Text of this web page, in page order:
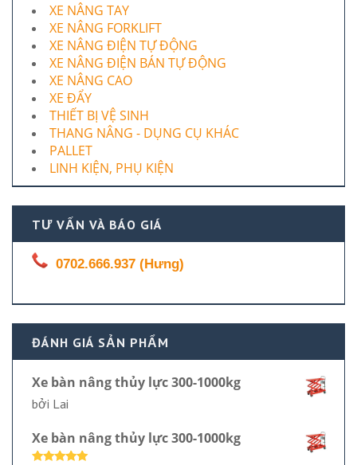
XE NÂNG TAY
XE NÂNG FORKLIFT
XE NÂNG ĐIỆN TỰ ĐỘNG
XE NÂNG ĐIỆN BÁN TỰ ĐỘNG
XE NÂNG CAO
XE ĐẨY
THIẾT BỊ VỆ SINH
THANG NÂNG - DỤNG CỤ KHÁC
PALLET
LINH KIỆN, PHỤ KIỆN
TƯ VẤN VÀ BÁO GIÁ
0702.666.937 (Hưng)
ĐÁNH GIÁ SẢN PHẨM
Xe bàn nâng thủy lực 300-1000kg
bởi Lai
Xe bàn nâng thủy lực 300-1000kg